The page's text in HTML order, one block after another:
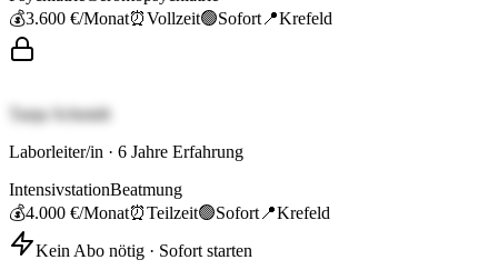
💰3.600 €/Monat⏰Vollzeit🟢Sofort 📍Krefeld
Tanja Schmidt
Laborleiter/in · 6 Jahre Erfahrung
IntensivstationBeatmung
💰4.000 €/Monat⏰Teilzeit🟢Sofort 📍Krefeld
Kein Abo nötig · Sofort starten